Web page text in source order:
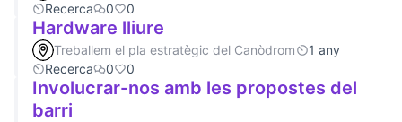
Recerca
0 0
Hardware lliure
Treballem el pla estratègic del Canòdrom
1 any
Recerca
0 0
Involucrar-nos amb les propostes del
barri